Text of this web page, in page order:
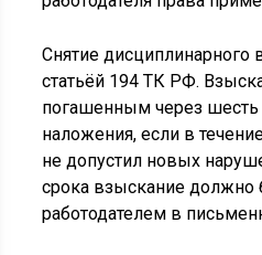
Снятие дисциплинарного
статьёй 194 ТК РФ.
погашенным через шесть
наложения, если в
не допустил новых
срока взыскание должно
работодателем в